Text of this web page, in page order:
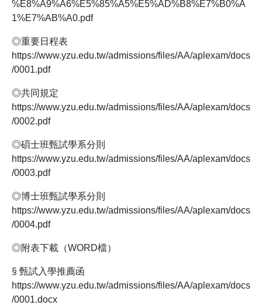
%E8%A9%A6%E5%85%A5%E5%AD%B8%E7%B0%A
1%E7%AB%A0.pdf
◎重要日程表
https://www.yzu.edu.tw/admissions/files/AA/aplexam/docs
/0001.pdf
◎共同規定
https://www.yzu.edu.tw/admissions/files/AA/aplexam/docs
/0002.pdf
◎碩士班甄試學系分則
https://www.yzu.edu.tw/admissions/files/AA/aplexam/docs
/0003.pdf
◎博士班甄試學系分則
https://www.yzu.edu.tw/admissions/files/AA/aplexam/docs
/0004.pdf
◎附表下載（WORD檔）
§ 甄試入學推薦函
https://www.yzu.edu.tw/admissions/files/AA/aplexam/docs
/0001.docx